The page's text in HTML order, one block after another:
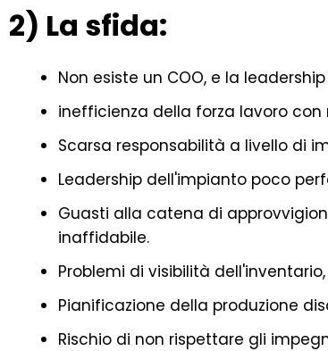
2) La sfida:
Non esiste un COO, e la
inefficienza della forza lavoro
Scarsa responsabilità a livello di
Leadership dell'impianto poco
Guasti alla catena di
inaffidabile.
Problemi di visibilità
Pianificazione della produzione
Rischio di non rispettare gli